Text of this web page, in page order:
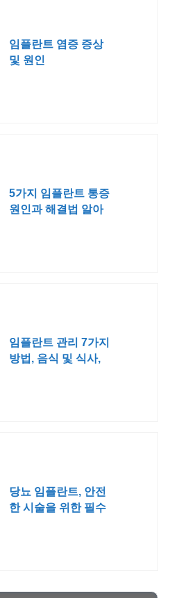
임플란트 염증 증상
및 원인
5가지 임플란트 통증
원인과 해결법 알아
임플란트 관리 7가지
방법, 음식 및 식사,
당뇨 임플란트, 안전
한 시술을 위한 필수